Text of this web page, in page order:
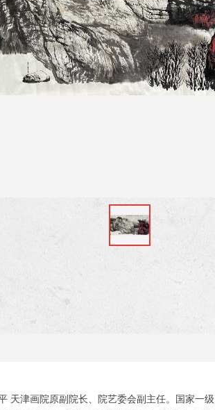
天津画院原副院长、院艺委会副主任。国家一